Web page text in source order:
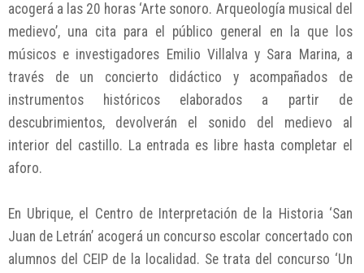
acogerá a las 20 horas ‘Arte sonoro. Arqueología musical del
medievo’, una cita para el público general en la que los
músicos e investigadores Emilio Villalva y Sara Marina, a
través de un concierto didáctico y acompañados de
instrumentos históricos elaborados a partir de
descubrimientos, devolverán el sonido del medievo al
interior del castillo. La entrada es libre hasta completar el
aforo.
En Ubrique, el Centro de Interpretación de la Historia ‘San
Juan de Letrán’ acogerá un concurso escolar concertado con
alumnos del CEIP de la localidad. Se trata del concurso ‘Un